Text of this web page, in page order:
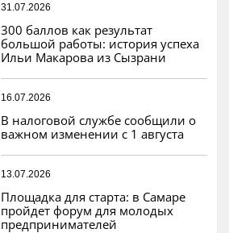
31.07.2026
300 баллов как результат
большой работы: история успеха
Ильи Макарова из Сызрани
16.07.2026
В налоговой службе сообщили о
важном изменении с 1 августа
13.07.2026
Площадка для старта: в Самаре
пройдет форум для молодых
предпринимателей